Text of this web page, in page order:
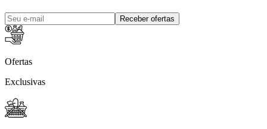
Receber ofertas
Ofertas
Exclusivas